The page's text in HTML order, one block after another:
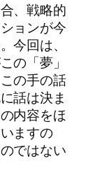
、戦略的
ョンが今
今回は、
の「夢」
の手の話
話は決ま
内容をほ
ますの
ではない